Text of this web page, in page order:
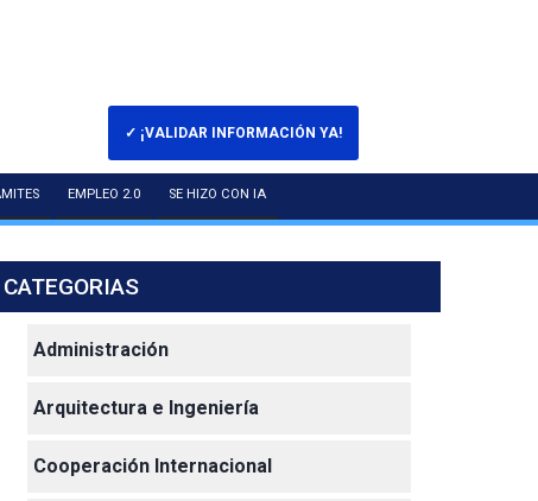
✓ ¡VALIDAR INFORMACIÓN YA!
EMPLEO 2.0 SE HIZO CON IA
CATEGORIAS
Administración
Arquitectura e Ingeniería
Cooperación Internacional